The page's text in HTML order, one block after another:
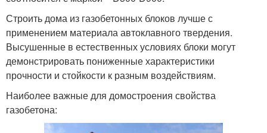
Строить дома из газобетонных блоков лучше с
применением материала автоклавного твердения.
Высушенные в естественных условиях блоки могут
демонстрировать пониженные характеристики
прочности и стойкости к разным воздействиям.
Наиболее важные для домостроения свойства
газобетона: